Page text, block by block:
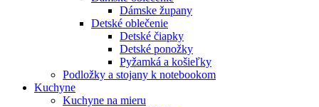
Dámske župany
Detské oblečenie
Detské čiapky
Detské ponožky
Pyžamká a košieľky
Podložky a stojany k notebookom
Kuchyne
Kuchyne na mieru